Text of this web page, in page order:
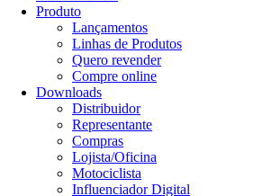
Produto
Lançamentos
Linhas de Produtos
Quero revender
Compre online
Downloads
Distribuidor
Representante
Compras
Lojista/Oficina
Motociclista
Influenciador Digital